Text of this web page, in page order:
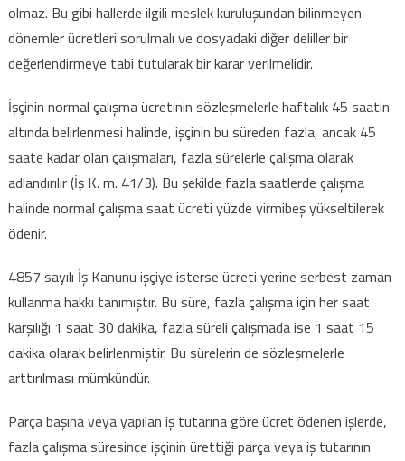
olmaz. Bu gibi hallerde ilgili meslek kuruluşundan bilinmeyen
dönemler ücretleri sorulmalı ve dosyadaki diğer deliller bir
değerlendirmeye tabi tutularak bir karar verilmelidir.
İşçinin normal çalışma ücretinin sözleşmelerle haftalık 45 saatin
altında belirlenmesi halinde, işçinin bu süreden fazla, ancak 45
saate kadar olan çalışmaları, fazla sürelerle çalışma olarak
adlandırılır (İş K. m. 41/3). Bu şekilde fazla saatlerde çalışma
halinde normal çalışma saat ücreti yüzde yirmibeş yükseltilerek
ödenir.
4857 sayılı İş Kanunu işçiye isterse ücreti yerine serbest zaman
kullanma hakkı tanımıştır. Bu süre, fazla çalışma için her saat
karşılığı 1 saat 30 dakika, fazla süreli çalışmada ise 1 saat 15
dakika olarak belirlenmiştir. Bu sürelerin de sözleşmelerle
arttırılması mümkündür.
Parça başına veya yapılan iş tutarına göre ücret ödenen işlerde,
fazla çalışma süresince işçinin ürettiği parça veya iş tutarının